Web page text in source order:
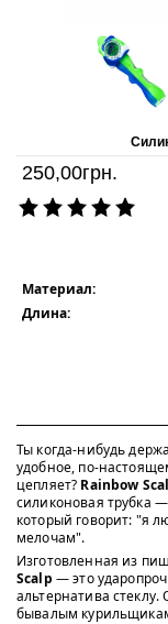
250,00грн.
Материал:
Длина:
Ты когда-нибудь
удобное, по-
цепляет? Rainbow
силиконовая трубка
который говорит: "я
мелочам".
Изготовленная из
Scalp — это
альтернатива
бывалым